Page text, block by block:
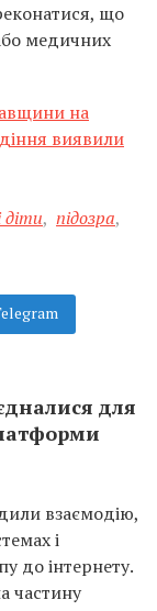
що
медичних
на
виявили
діти, підозра,
для
взаємодію,
і
до інтернету.
частину